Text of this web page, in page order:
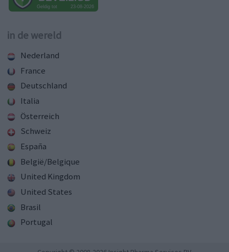
in de wereld
Nederland
France
Deutschland
Italia
Österreich
Schweiz
España
België/Belgique
United Kingdom
United States
Brasil
Portugal